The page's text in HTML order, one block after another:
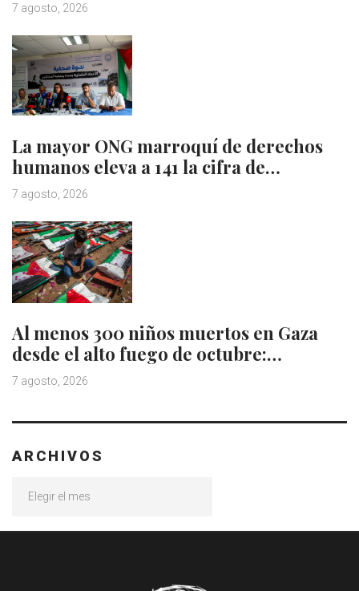
7 agosto, 2026
La mayor ONG marroquí de derechos
humanos eleva a 141 la cifra de…
7 agosto, 2026
Al menos 300 niños muertos en Gaza
desde el alto fuego de octubre:…
7 agosto, 2026
ARCHIVOS